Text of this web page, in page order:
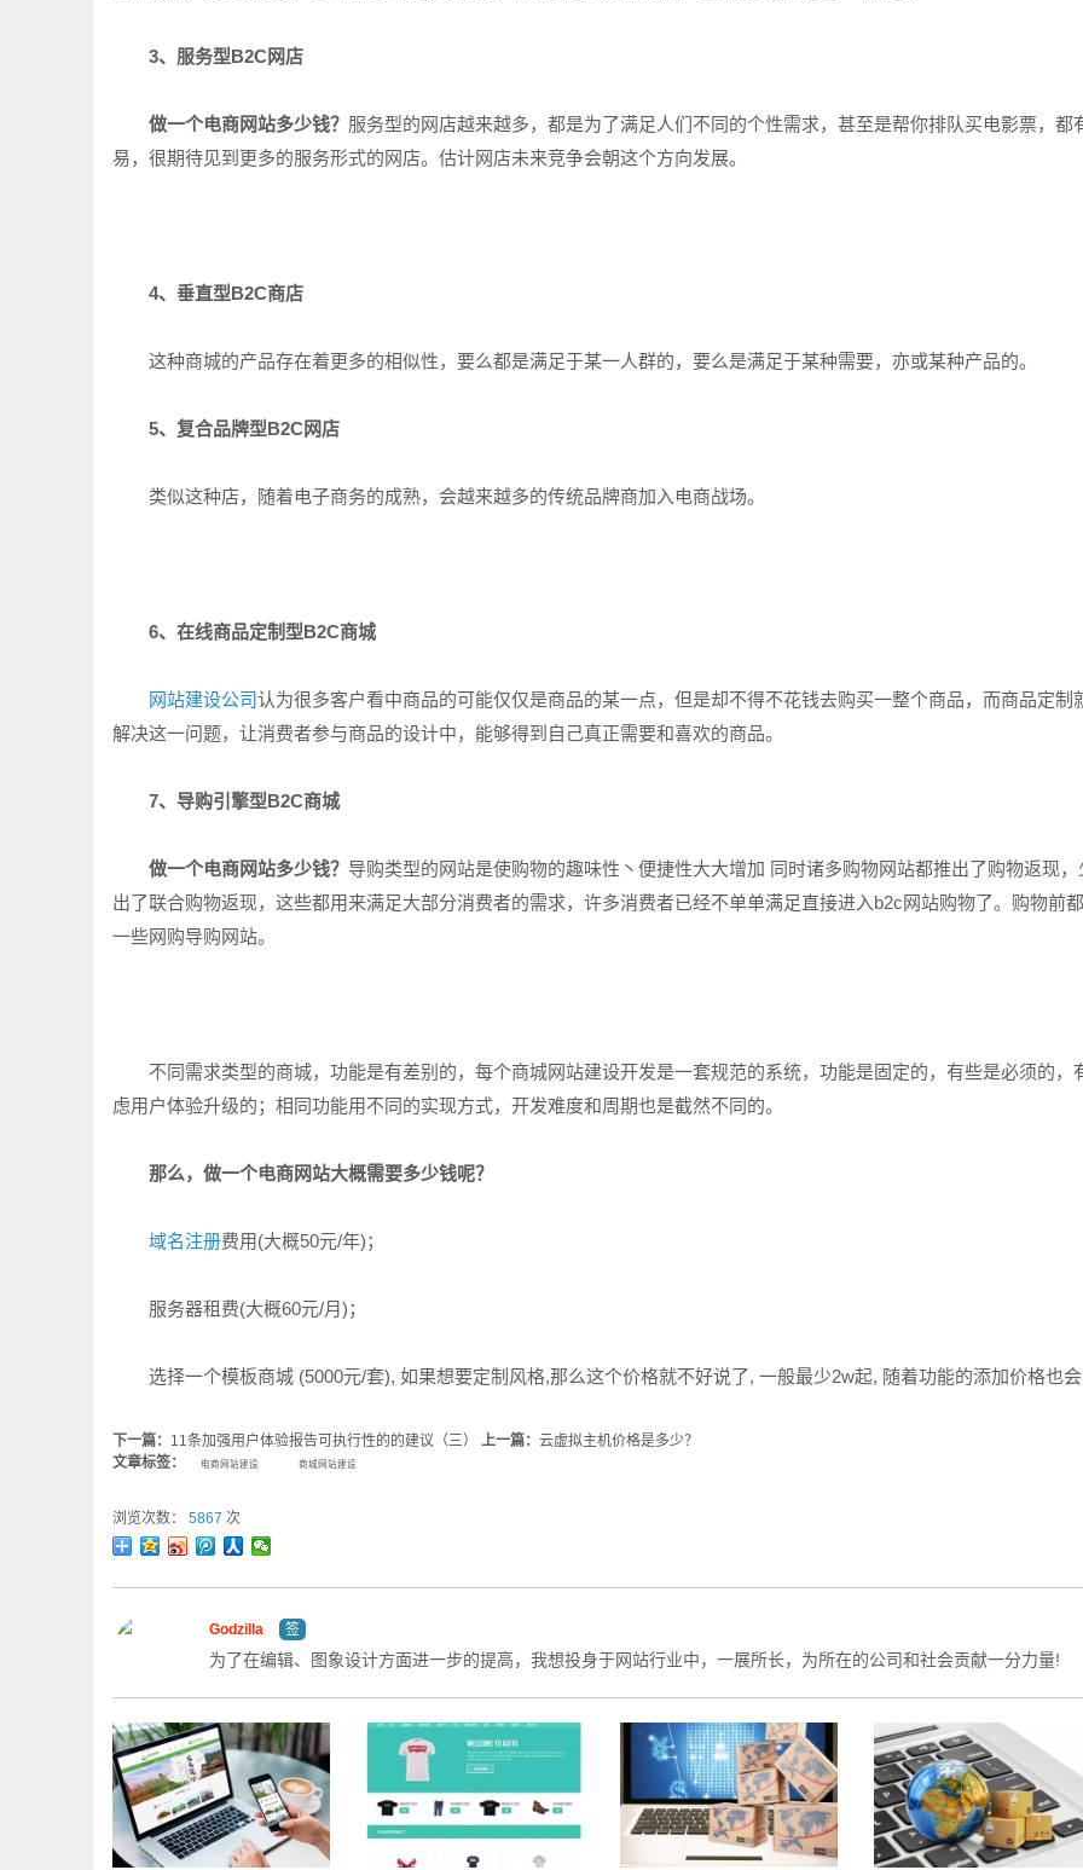
3、服务型B2C网店
做一个电商网站多少钱？ 服务型的网店越来越多，都是为了满足人们不同的个性需求，甚至是帮你排队买电影票，都
易，很期待见到更多的服务形式的网店。估计网店未来竞争会朝这个方向发展。
4、垂直型B2C商店
这种商城的产品存在着更多的相似性，要么都是满足于某一人群的，要么是满足于某种需要，亦或某种产品的。
5、复合品牌型B2C网店
类似这种店，随着电子商务的成熟，会越来越多的传统品牌商加入电商战场。
6、在线商品定制型B2C商城
网站建设公司认为很多客户看中商品的可能仅仅是商品的某一点，但是却不得不花钱去购买一整个商品，而商品定制
解决这一问题，让消费者参与商品的设计中，能够得到自己真正需要和喜欢的商品。
7、导购引擎型B2C商城
做一个电商网站多少钱？ 导购类型的网站是使购物的趣味性丶便捷性大大增加 同时诸多购物网站都推出了购物返现
出了联合购物返现，这些都用来满足大部分消费者的需求，许多消费者已经不单单满足直接进入b2c网站购物了。购物前
一些网购导购网站。
不同需求类型的商城，功能是有差别的，每个商城网站建设开发是一套规范的系统，功能是固定的，有些是必须的，
虑用户体验升级的；相同功能用不同的实现方式，开发难度和周期也是截然不同的。
那么，做一个电商网站大概需要多少钱呢？
域名注册费用(大概50元/年)；
服务器租费(大概60元/月)；
选择一个模板商城 (5000元/套), 如果想要定制风格,那么这个价格就不好说了, 一般最少2w起, 随着功能的添加价格也
下一篇： 11条加强用户体验报告可执行性的的建议（三） 上一篇： 云虚拟主机价格是多少？
文章标签：
电商网站建设 商城网站建设
浏览次数： 5867 次
Godzilla 签
为了在编辑、图象设计方面进一步的提高，我想投身于网站行业中，一展所长，为所在的公司和社会贡献一分力量!